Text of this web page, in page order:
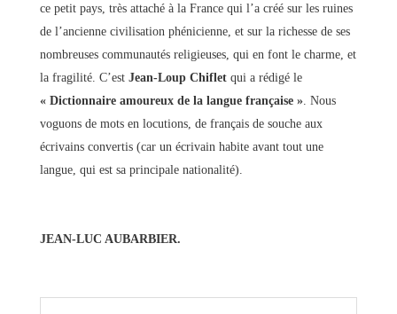
ce petit pays, très attaché à la France qui l’a créé sur les ruines
de l’ancienne civilisation phénicienne, et sur la richesse de ses
nombreuses communautés religieuses, qui en font le charme, et
la fragilité. C’est Jean-Loup Chifletqui a rédigé le
« Dictionnaire amoureux de la langue française ». Nous
voguons de mots en locutions, de français de souche aux
écrivains convertis (car un écrivain habite avant tout une
langue, qui est sa principale nationalité).
JEAN-LUC AUBARBIER.